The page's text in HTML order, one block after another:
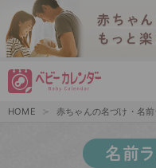
HOME 赤ちゃんの名づけ・名
名前